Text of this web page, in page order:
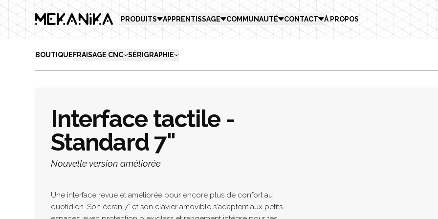
MEKANIKA PRODUITS APPRENTISSAGE COMMUNAUTÉ CONTACT À PROPOS
BOUTIQUE FRAISAGE CNC SÉRIGRAPHIE
Interface tactile -
Standard 7"
Nouvelle version améliorée
Une interface revue et améliorée pour encore plus de confort au
quotidien. Son écran 7" et son clavier amovible s'adaptent aux petits